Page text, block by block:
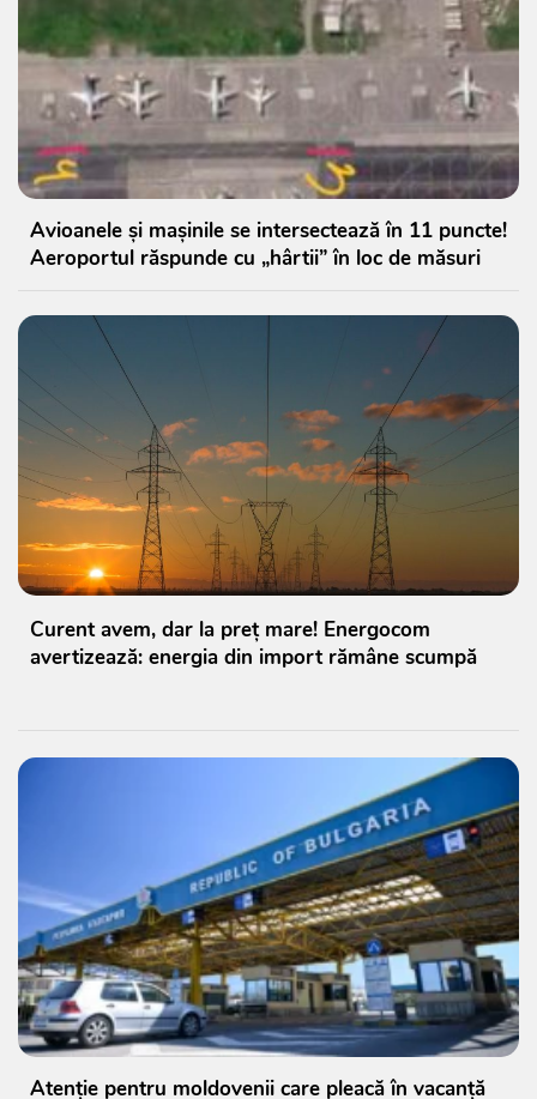
Avioanele și mașinile se intersectează în 11 puncte!
Aeroportul răspunde cu „hârtii” în loc de măsuri
Curent avem, dar la preț mare! Energocom
avertizează: energia din import rămâne scumpă
Atenție pentru moldovenii care pleacă în vacanță